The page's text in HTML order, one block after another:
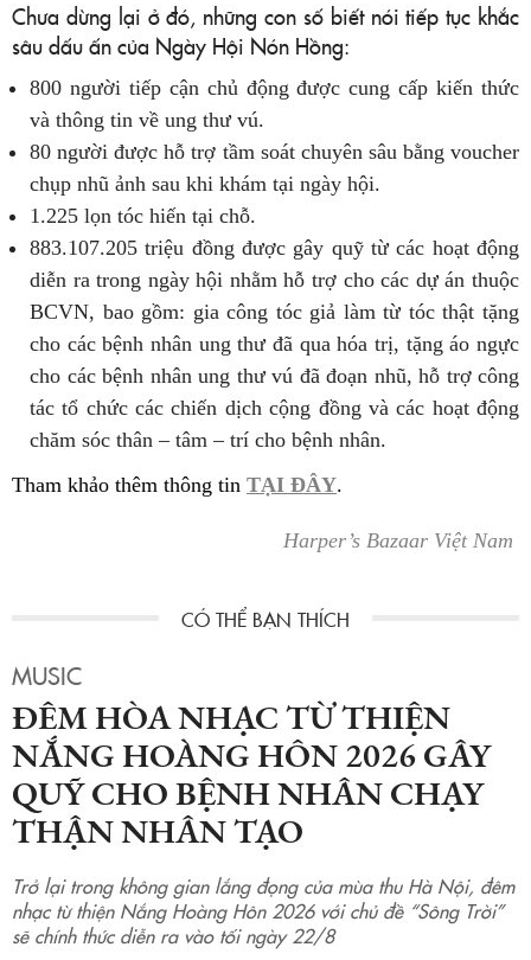
Chưa dừng lại ở đó, những con số biết nói tiếp tục khắc
sâu dấu ấn của Ngày Hội Nón Hồng:
800 người tiếp cận chủ động được cung cấp kiến thức
và thông tin về ung thư vú.
80 người được hỗ trợ tầm soát chuyên sâu bằng voucher
chụp nhũ ảnh sau khi khám tại ngày hội.
1.225 lọn tóc hiến tại chỗ.
883.107.205 triệu đồng được gây quỹ từ các hoạt động
diễn ra trong ngày hội nhằm hỗ trợ cho các dự án thuộc
BCVN, bao gồm: gia công tóc giả làm từ tóc thật tặng
cho các bệnh nhân ung thư đã qua hóa trị, tặng áo ngực
cho các bệnh nhân ung thư vú đã đoạn nhũ, hỗ trợ công
tác tổ chức các chiến dịch cộng đồng và các hoạt động
chăm sóc thân – tâm – trí cho bệnh nhân.
Tham khảo thêm thông tin TẠI ĐÂY.
Harper’s Bazaar Việt Nam
MUSIC
ĐÊM HÒA NHẠC TỪ THIỆN
NẮNG HOÀNG HÔN 2026 GÂY
QUỸ CHO BỆNH NHÂN CHẠY
THẬN NHÂN TẠO
Trở lại trong không gian lắng đọng của mùa thu Hà Nội, đêm
nhạc từ thiện Nắng Hoàng Hôn 2026 với chủ đề “Sông Trời”
sẽ chính thức diễn ra vào tối ngày 22/8